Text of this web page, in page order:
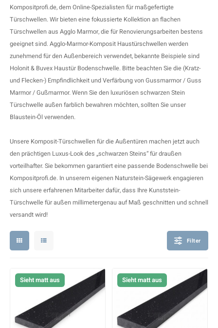
Kompositprofi.de, dem Online-Spezialisten für maßgefertigte
Türschwellen. Wir bieten eine fokussierte Kollektion an flachen
Türschwellen aus Agglo Marmor, die für Renovierungsarbeiten bestens
geeignet sind. Agglo-Marmor-Komposit Haustürschwellen werden
zunehmend für den Außenbereich verwendet, bekannte Beispiele sind
Holonit & Buvex Haustür Bodenschwelle. Bitte beachten Sie die (Kratz-
und Flecken-) Empfindlichkeit und Verfärbung von Gussmarmor / Guss
Marmor / Gußmarmor. Wenn Sie den luxuriösen schwarzen Stein
Türschwelle außen farblich bewahren möchten, sollten Sie unser
Blaustein-Öl verwenden.
Unsere Komposit-Türschwellen für die Außentüren machen jetzt auch
den prächtigen Luxus-Look des „schwarzen Steins“ für draußen
vorteilhafter. Sie bekommen garantiert eine passende Bodenschwelle bei
Kompositprofi.de. In unserem eigenen Naturstein-Sägewerk engagieren
sich unsere erfahrenen Mitarbeiter dafür, dass Ihre Kunststein-
Türschwelle für außen millimetergenau auf Maß geschnitten und schnell
versandt wird!
Filter
Sieht matt aus Sieht matt aus